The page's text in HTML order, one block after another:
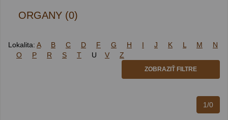
ORGANY (0)
Lokalita: A B C D F G H I J K L M
N
O
P R S T U V Z
ZOBRAZIŤ FILTRE
1/0